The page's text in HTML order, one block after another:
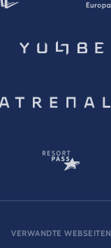
VERWANDTE WEBSEITEN